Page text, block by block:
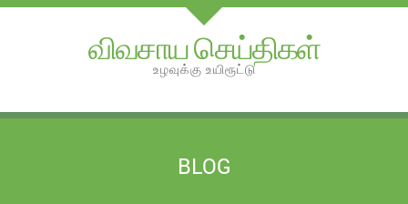
விவசாய செய்திகள்
உழவுக்கு உயிரூட்டு
BLOG